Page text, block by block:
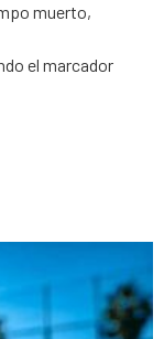
muerto,
el marcador